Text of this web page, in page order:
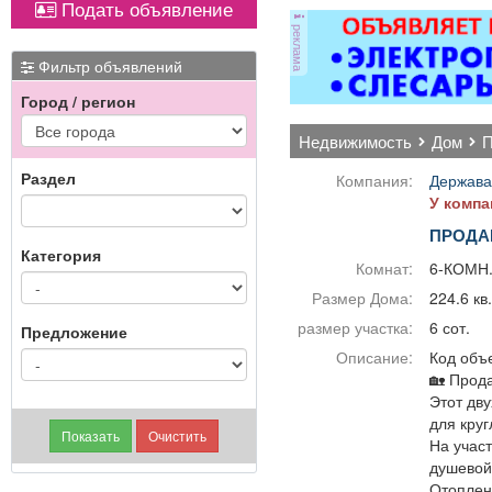
оборудованием,
имеется парковка, торг
уместен.
ковер»).
Подать объявление
Фильтр объявлений
Город / регион
Раздел
Категория
Предложение
реклама
недвижимость дом
Компания:
У
Комнат:
6-КОМН.
Размер Дома:
224.6
размер участка:
6 сот.
Описание:
Код
🏡
Этот
для
На